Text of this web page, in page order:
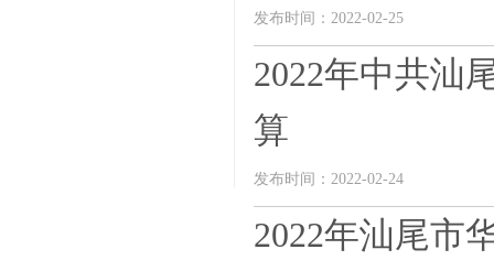
发布时间：2022-02-25
2022年中共汕
算
发布时间：2022-02-24
2022年汕尾市